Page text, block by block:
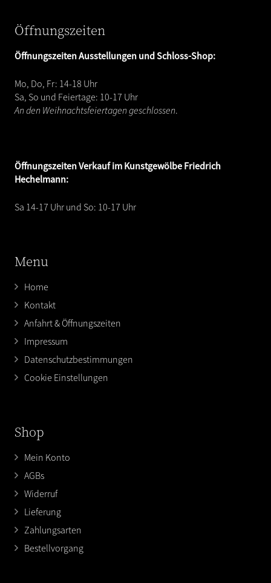
Öffnungszeiten
Öffnungszeiten Ausstellungen und Schloss-Shop:
Mo, Do, Fr: 14-18 Uhr
Sa, So und Feiertage: 10-17 Uhr
An den Weihnachtsfeiertagen geschlossen.
ÖffnungszeitenVerkauf im Kunstgewölbe Friedrich
Hechelmann:
Sa 14-17 Uhr und So: 10-17 Uhr
Menu
Home
Kontakt
Anfahrt & Öffnungszeiten
Impressum
Datenschutzbestimmungen
Cookie Einstellungen
Shop
Mein Konto
AGBs
Widerruf
Lieferung
Zahlungsarten
Bestellvorgang